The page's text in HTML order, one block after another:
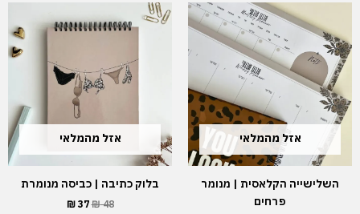
אזל מהמלאי
השלישייה הקלאסית | מנומר
פרחים
המחיר
המקורי
היה:
₪ 177.
המחיר
הנוכחי
הוא:
₪ 169.
אזל מהמלאי
בלוק כתיבה | כביסה מנומרת
₪48
המקורי
היה:
₪37
הנוכחי
הוא: